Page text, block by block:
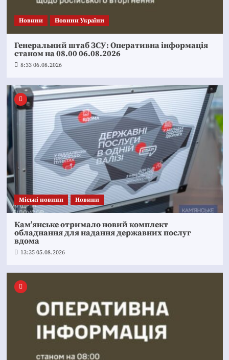
Новини Новини України
Генеральний штаб ЗСУ: Оперативна інформація
станом на 08.00 06.08.2026
8:33 06.08.2026
Mіські новини Новини
Кам’янське отримало новий комплект
обладнання для надання державних послуг
вдома
13:35 05.08.2026